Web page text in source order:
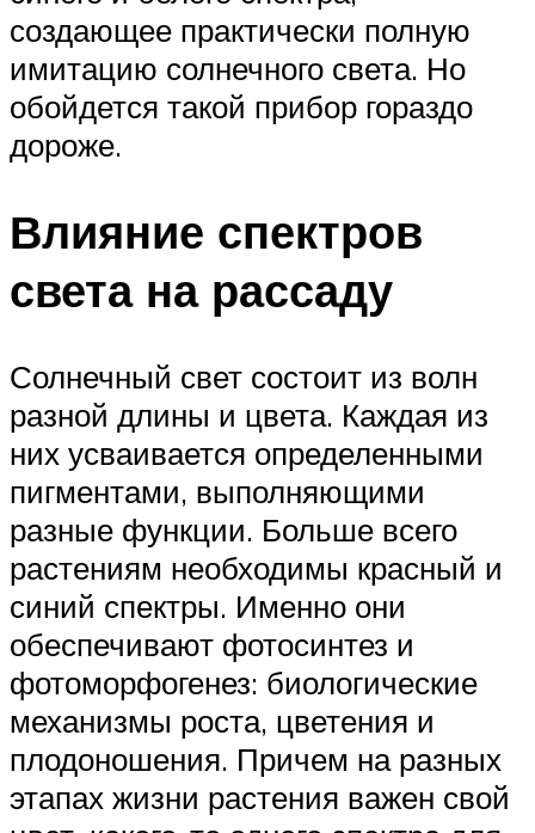
создающее практически полную
имитацию солнечного света. Но
обойдется такой прибор гораздо
дороже.
Влияние спектров
света на рассаду
Солнечный свет состоит из волн
разной длины и цвета. Каждая из
них усваивается определенными
пигментами, выполняющими
разные функции. Больше всего
растениям необходимы красный и
синий спектры. Именно они
обеспечивают фотосинтез и
фотоморфогенез: биологические
механизмы роста, цветения и
плодоношения. Причем на разных
этапах жизни растения важен свой